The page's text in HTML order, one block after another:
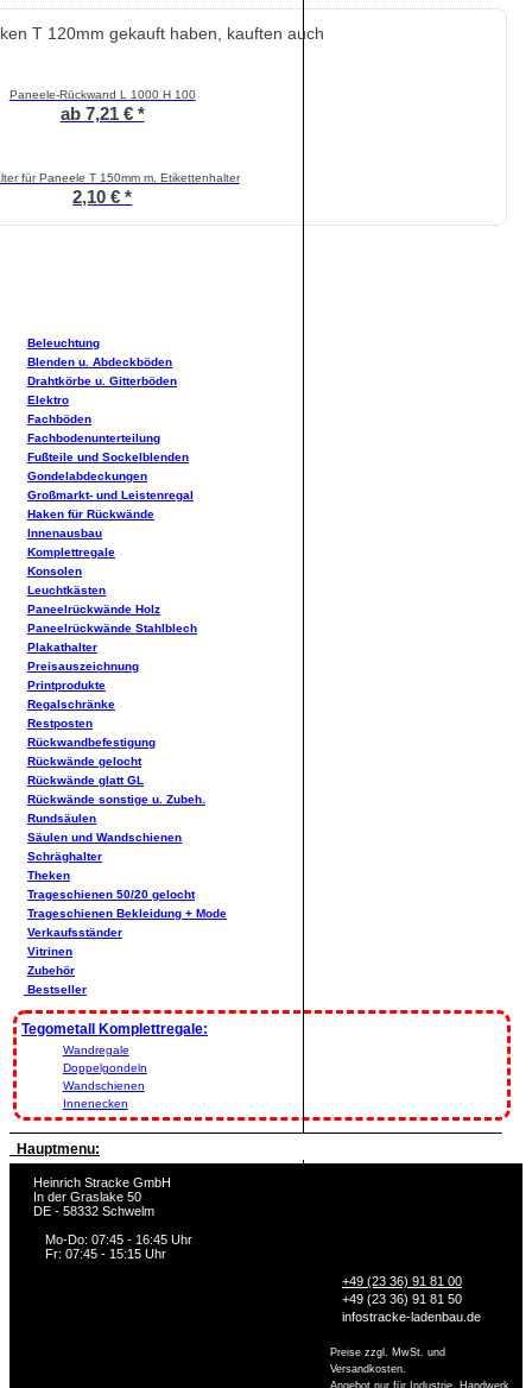
T 120mm gekauft haben, kauften auch
Paneele-Rückwand L 1000 H 100
ab 7,21 € *
für Paneele T 150mm m. Etikettenhalter
2,10 € *
Beleuchtung
Blenden u. Abdeckböden
Drahtkörbe u. Gitterböden
Elektro
Fachböden
Fachbodenunterteilung
Fußteile und Sockelblenden
Gondelabdeckungen
Großmarkt- und Leistenregal
Haken für Rückwände
Innenausbau
Komplettregale
Konsolen
Leuchtkästen
Paneelrückwände Holz
Paneelrückwände Stahlblech
Plakathalter
Preisauszeichnung
Printprodukte
Regalschränke
Restposten
Rückwandbefestigung
Rückwände gelocht
Rückwände glatt GL
Rückwände sonstige u. Zubeh.
Rundsäulen
Säulen und Wandschienen
Schräghalter
Theken
Trageschienen 50/20 gelocht
Trageschienen Bekleidung + Mode
Verkaufsständer
Vitrinen
Zubehör
Bestseller
Tegometall Komplettregale:
Wandregale
Doppelgondeln
Wandschienen
Innenecken
Hauptmenu:
Heinrich Stracke GmbH
In der Graslake 50
DE - 58332 Schwelm
Mo-Do: 07:45 - 16:45 Uhr
Fr: 07:45 - 15:15 Uhr
+49 (23 36) 91 81 00
+49 (23 36) 91 81 50
infostracke-ladenbau.de
Preise zzgl. MwSt. und
Versandkosten.
Angebot nur für Industrie, Handwerk,